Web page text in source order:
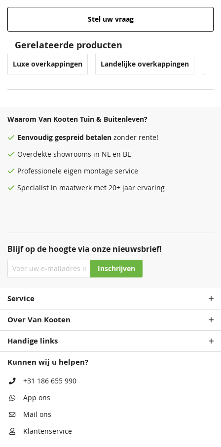
Stel uw vraag
Gerelateerde producten
Luxe overkappingen Landelijke overkappingen
Blijf op de hoogte via onze nieuwsbrief!
Inschrijven
Waarom Van Kooten Tuin & Buitenleven?
Eenvoudig gespreid betalen zonder rente!
Overdekte showrooms in NL en BE
Professionele eigen montage service
Specialist in maatwerk met 20+ jaar ervaring
Service
Over Van Kooten
Handige links
Kunnen wij u helpen?
+31 186 655 990
App ons
Mail ons
Klantenservice